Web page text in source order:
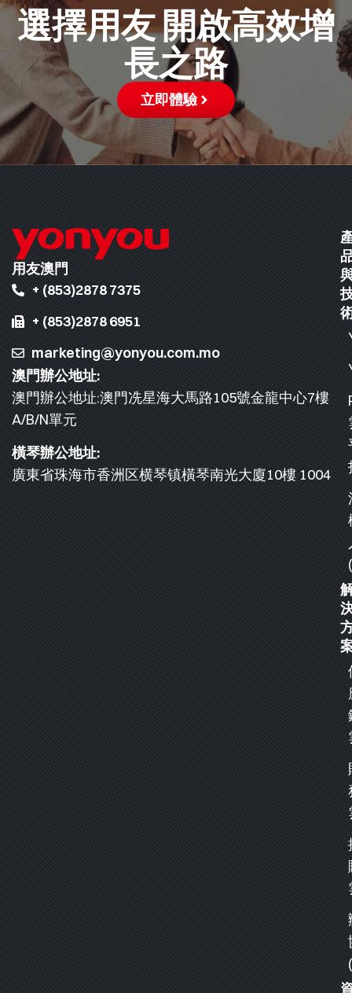
選擇用友 開啟高效增
長之路
立即體驗
用友澳門
+ (853)2878 7375
+ (853)2878 6951
marketing@yonyou.com.mo
澳門辦公地址:
澳門辦公地址:澳門冼星海大馬路105號金龍中心7樓
A/B/N單元
橫琴辦公地址:
廣東省珠海市香洲区横琴镇橫琴南光大廈10樓 1004